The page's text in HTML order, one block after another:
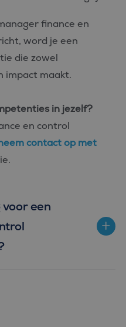
finance en
word je een
die zowel
impact maakt.
in jezelf?
en control
contact op met
een